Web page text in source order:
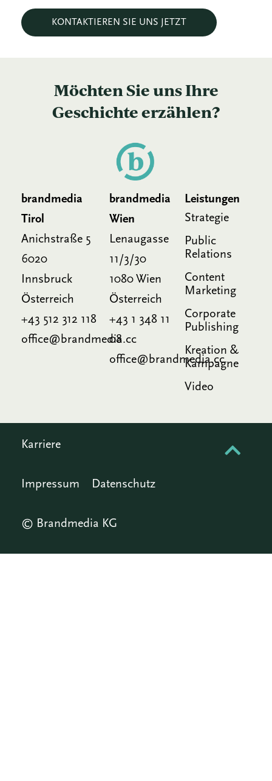
KONTAKTIEREN SIE UNS JETZT
Möchten Sie uns Ihre
Geschichte erzählen?
brandmedia
Tirol
Anichstraße 5
6020
Innsbruck
Österreich
+43 512 312 118
office@brandmedia.cc
brandmedia
Wien
Lenaugasse
11/3/30
1080 Wien
Österreich
+43 1 348 11
08
office@brandmedia.cc
Leistungen
Strategie
Public
Relations
Content
Marketing
Corporate
Publishing
Kreation &
Kampagne
Video
Karriere
Impressum Datenschutz
© Brandmedia KG